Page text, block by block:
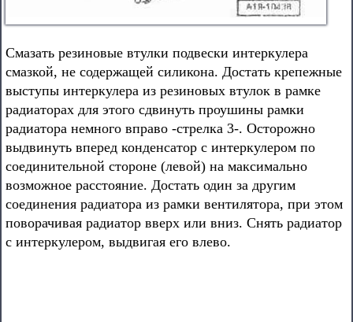
Смазать резиновые втулки подвески интеркулера
смазкой, не содержащей силикона. Достать крепежные
выступы интеркулера из резиновых втулок в рамке
радиаторах для этого сдвинуть проушины рамки
радиатора немного вправо -стрелка 3-. Осторожно
выдвинуть вперед конденсатор с интеркулером по
соединительной стороне (левой) на максимально
возможное расстояние. Достать один за другим
соединения радиатора из рамки вентилятора, при этом
поворачивая радиатор вверх или вниз. Снять радиатор
с интеркулером, выдвигая его влево.